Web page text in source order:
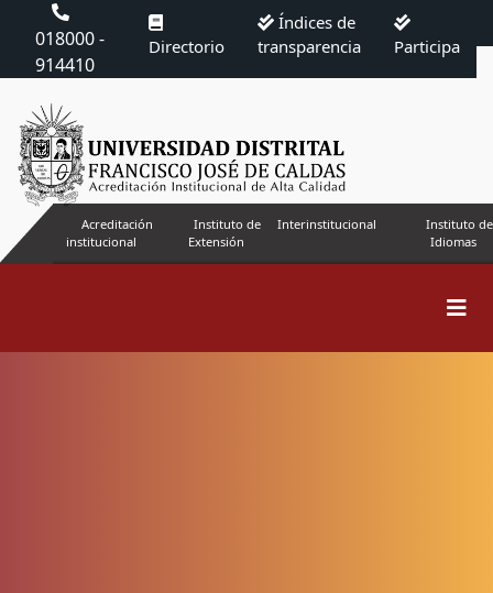
018000 -
914410
Directorio
Índices de
transparencia
Participa
Acreditación
institucional
Instituto de
Extensión
Interinstitucional
Instituto de
Idiomas